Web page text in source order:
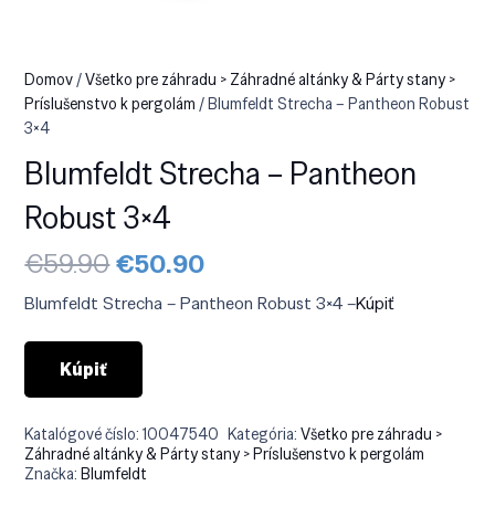
Domov/Všetko pre záhradu > Záhradné altánky & Párty stany >
Príslušenstvo k pergolám / Blumfeldt Strecha – Pantheon Robust
3×4
Blumfeldt Strecha – Pantheon
Robust 3×4
€59.90Pôvodná
cena
bola:
€50.90Aktuálna
je:
Blumfeldt Strecha – Pantheon Robust 3×4 –Kúpiť
Kúpiť
Katalógové číslo:10047540 Kategória:Všetko pre záhradu >
Záhradné altánky & Párty stany > Príslušenstvo k pergolám
Značka:Blumfeldt